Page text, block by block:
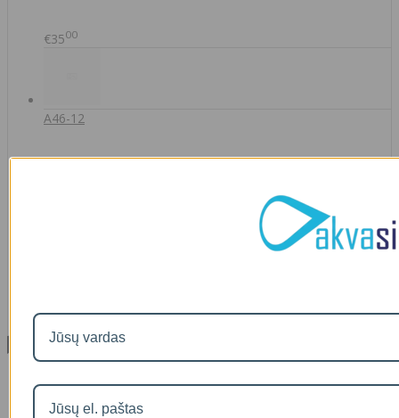
€3500
A46-12
IŠMANAUS VANDENS NUOTĖKIO DETEKTORIAUS PRIEDAS
€36
Informacija
Prekių pristatymas
Prekių grąžinimas